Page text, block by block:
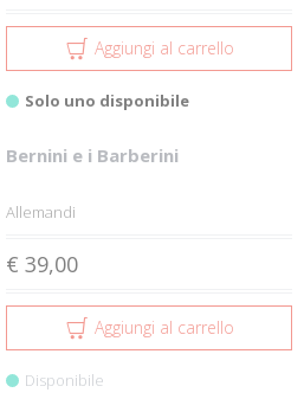
Aggiungi al carrello
Solo uno disponibile
Bernini e i Barberini
Allemandi
€ 39,00
Aggiungi al carrello
Disponibile